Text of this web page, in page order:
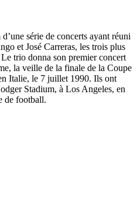
série de concerts ayant réuni
et José Carreras, les trois plus
trio donna son premier concert
la veille de la finale de la Coupe
Italie, le 7 juillet 1990. Ils ont
Stadium, à Los Angeles, en
de football.